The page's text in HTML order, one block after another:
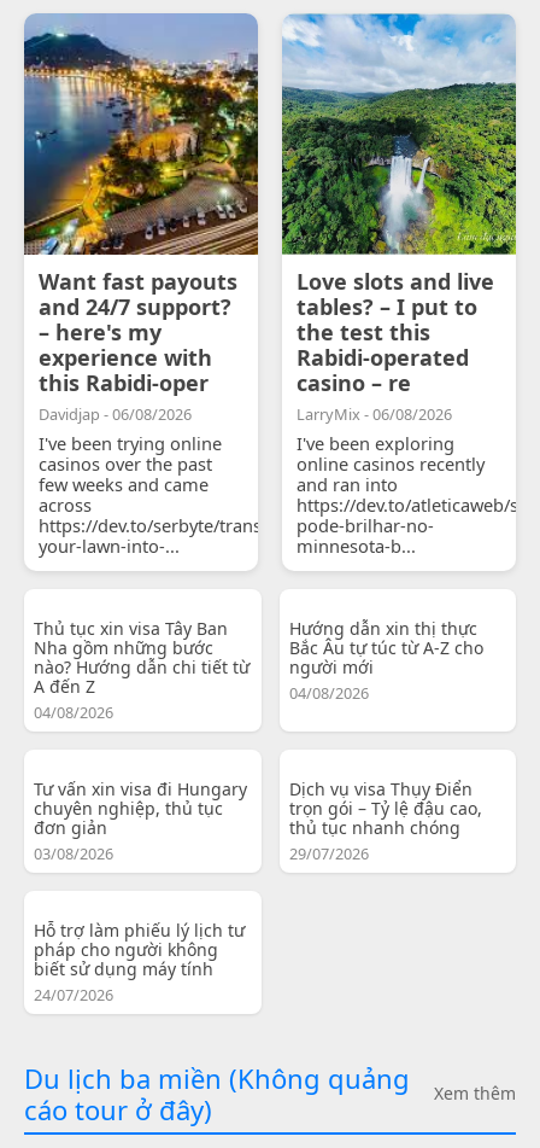
Want fast payouts
and 24/7 support?
– here's my
experience with
this Rabidi-oper
Davidjap - 06/08/2026
I've been trying online
casinos over the past
few weeks and came
across
https://dev.to/serbyte/transform-
your-lawn-into-...
Love slots and live
tables? – I put to
the test this
Rabidi-operated
casino – re
LarryMix - 06/08/2026
I've been exploring
online casinos recently
and ran into
https://dev.to/atleticaweb/
pode-brilhar-no-
minnesota-b...
Thủ tục xin visa Tây Ban
Nha gồm những bước
nào? Hướng dẫn chi tiết từ
A đến Z
04/08/2026
Hướng dẫn xin thị thực
Bắc Âu tự túc từ A-Z cho
người mới
04/08/2026
Tư vấn xin visa đi Hungary
chuyên nghiệp, thủ tục
đơn giản
03/08/2026
Dịch vụ visa Thụy Điển
trọn gói – Tỷ lệ đậu cao,
thủ tục nhanh chóng
29/07/2026
Hỗ trợ làm phiếu lý lịch tư
pháp cho người không
biết sử dụng máy tính
24/07/2026
Du lịch ba miền (Không quảng
cáo tour ở đây)
Xem thêm